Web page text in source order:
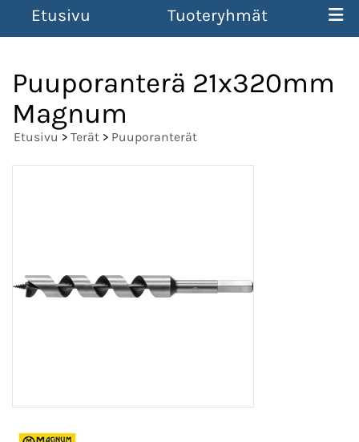
Etusivu Tuoteryhmät
Puuporanterä 21x320mm
Magnum
Etusivu > Terät > Puuporanterät